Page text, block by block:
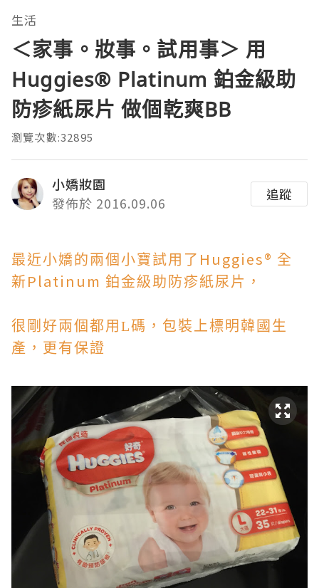
生活
＜家事。妝事。試用事＞ 用
Huggies® Platinum 鉑金級助
防疹紙尿片 做個乾爽BB
瀏覽次數:32895
小嬌妝園
發佈於 2016.09.06
追蹤
最近小嬌的兩個小寶試用了 Huggies® 全
新Platinum 鉑金級助防疹紙尿片，
很剛好兩個都用L碼，包裝上標明韓國生
產，更有保證